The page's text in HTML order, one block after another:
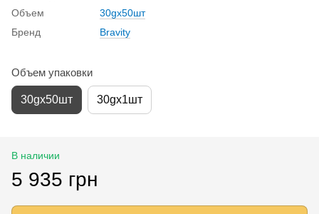
Объем
30gx50шт
Бренд
Вravity
Объем упаковки
30gx50шт 30gx1шт
В наличии
5 935 грн